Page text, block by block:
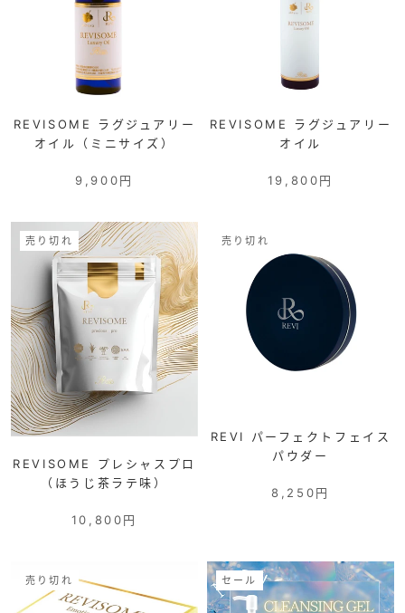
REVISOME ラグジュアリー
オイル（ミニサイズ）
9,900円
REVISOME ラグジュアリー
オイル
19,800円
売り切れ
REVISOME プレシャスプロ
（ほうじ茶ラテ味）
10,800円
売り切れ
REVI パーフェクトフェイス
パウダー
8,250円
売り切れ セール